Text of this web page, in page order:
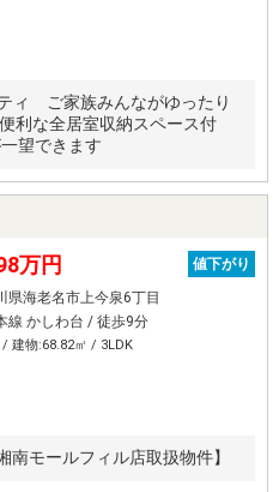
ィ ご家族みんながゆったり
利な全居室収納スペース付
望できます
万円
値下がり
県海老名市上今泉6丁目
線 かしわ台 / 徒歩9分
/ 建物:68.82㎡ / 3LDK
南モールフィル店取扱物件】